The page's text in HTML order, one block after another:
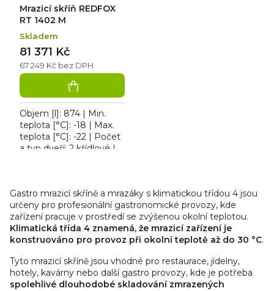
Mrazicí skříň REDFOX
RT 1402 M
Skladem
67 249 Kč bez DPH
81 371 Kč
Objem [l]: 874 | Min.
teplota [°C]: -18 | Max.
teplota [°C]: -22 | Počet
a typ dveří: 2 křídlové |
v
l
á
d
a
c
í
p
Gastro mrazicí skříně a mrazáky s klimatickou třídou 4 jsou
určeny pro profesionální gastronomické provozy, kde
zařízení pracuje v prostředí se zvýšenou okolní teplotou.
Klimatická třída 4 znamená, že mrazicí zařízení je
konstruováno pro provoz při okolní teplotě až do 30 °C.
Tyto mrazicí skříně jsou vhodné pro restaurace, jídelny,
hotely, kavárny nebo další gastro provozy, kde je potřeba
spolehlivé dlouhodobé skladování zmrazených